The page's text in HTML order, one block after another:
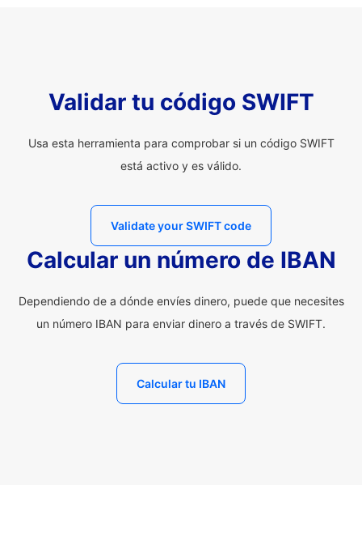
Validar tu código SWIFT
Usa esta herramienta para comprobar si un código SWIFT
está activo y es válido.
Validate your SWIFT code
Calcular un número de IBAN
Dependiendo de a dónde envíes dinero, puede que necesites
un número IBAN para enviar dinero a través de SWIFT.
Calcular tu IBAN